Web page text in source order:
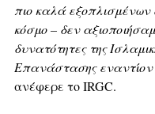
πιο καλά
κόσμο – δεν
δυνατότητες της
Επανάστασης εναντίον
ανέφερε το IRGC.